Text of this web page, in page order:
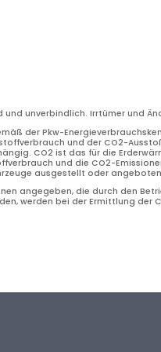
unverbindlich. Irrtümer und
der Pkw-
und der CO2-
CO2 ist das für die
und die CO2-
ausgestellt oder
angegeben, die durch den
werden bei der Ermittlung der